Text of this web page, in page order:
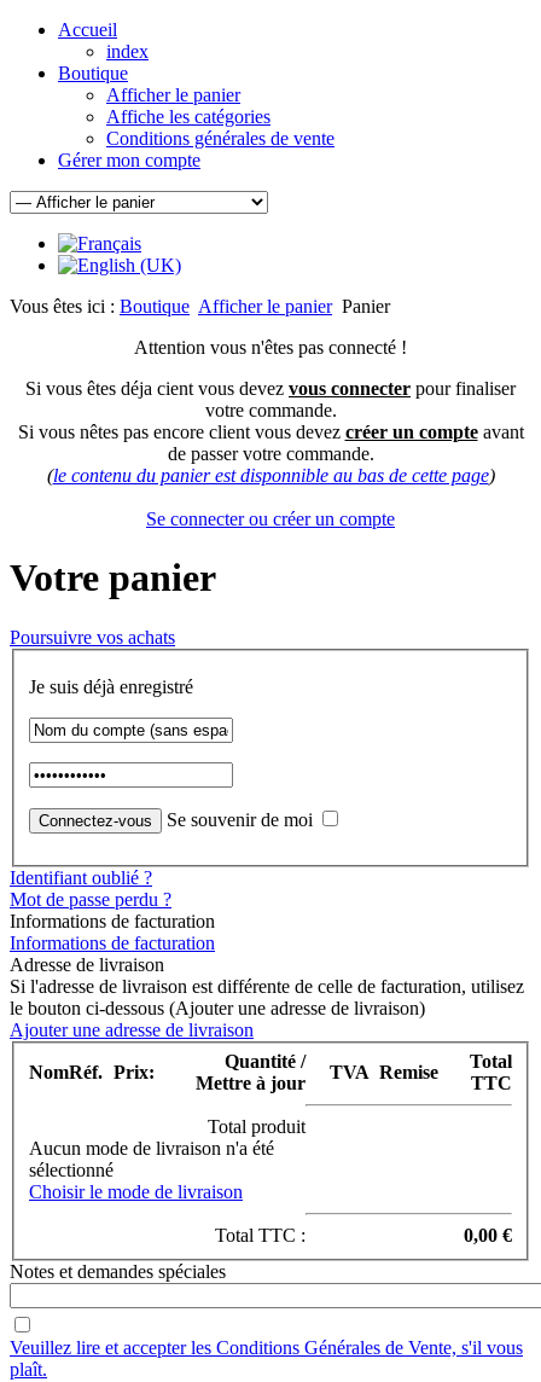
Accueil
index
Boutique
Afficher le panier
Affiche les catégories
Conditions générales de vente
Gérer mon compte
Vous êtes ici : Boutique Afficher le panier Panier
Attention vous n'êtes pas connecté !
Si vous êtes déja cient vous devez vous connecter pour finaliser
votre commande.
Si vous nêtes pas encore client vous devez créer un compteavant
de passer votre commande.
(le contenu du panier est disponnible au bas de cette page)
Se connecter ou créer un compte
Votre panier
Poursuivre vos achats
Je suis déjà enregistré
Se souvenir de moi
Identifiant oublié ?
Mot de passe perdu ?
Informations de facturation
Informations de facturation
Adresse de livraison
Si l'adresse de livraison est différente de celle de facturation, utilisez
le bouton ci-dessous (Ajouter une adresse de livraison)
Ajouter une adresse de livraison
NomRéf. Prix:
Quantité /
Mettre à jour
TVA Remise
Total
TTC
Total produit
Aucun mode de livraison n'a été
sélectionné
Choisir le mode de livraison
Total TTC :
0,00 €
Notes et demandes spéciales
Veuillez lire et accepter les Conditions Générales de Vente, s'il vous
plaît.